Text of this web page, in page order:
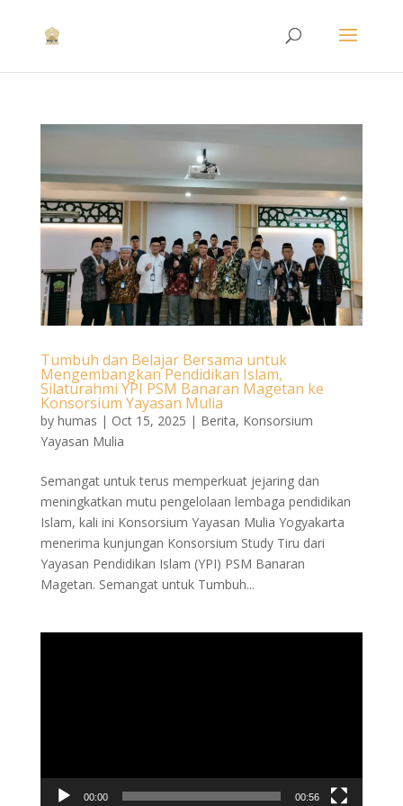
Tumbuh dan Belajar Bersama untuk
Mengembangkan Pendidikan Islam,
Silaturahmi YPI PSM Banaran Magetan ke
Konsorsium Yayasan Mulia
by humas | Oct 15, 2025 | Berita, Konsorsium
Yayasan Mulia
Semangat untuk terus memperkuat jejaring dan
meningkatkan mutu pengelolaan lembaga pendidikan
Islam, kali ini Konsorsium Yayasan Mulia Yogyakarta
menerima kunjungan Konsorsium Study Tiru dari
Yayasan Pendidikan Islam (YPI) PSM Banaran
Magetan. Semangat untuk Tumbuh...
00:00 00:56